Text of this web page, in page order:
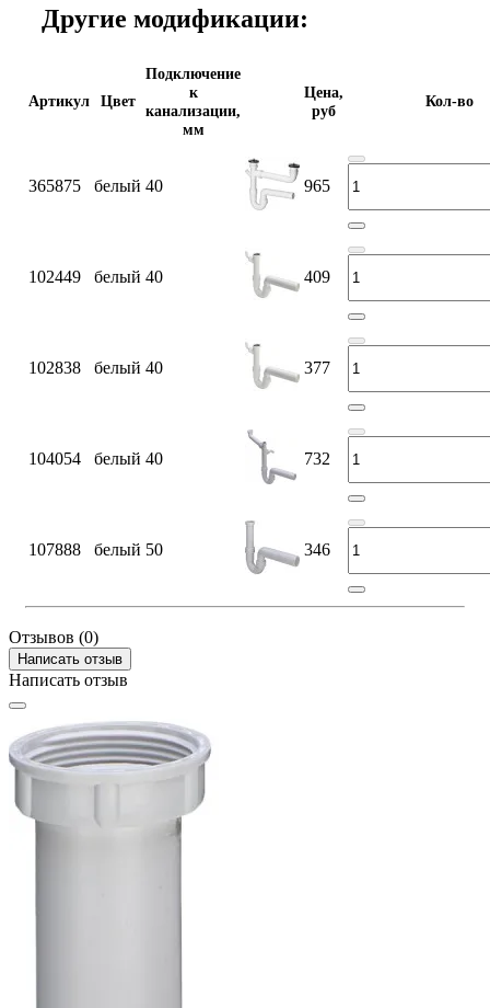
Другие модификации:
Артикул Цвет
Подключение
к
канализации,
мм
Цена,
руб
Кол-во
365875 белый 40 965
102449 белый 40 409
102838 белый 40 377
104054 белый 40 732
107888 белый 50 346
Отзывов (0)
Написать отзыв
Написать отзыв